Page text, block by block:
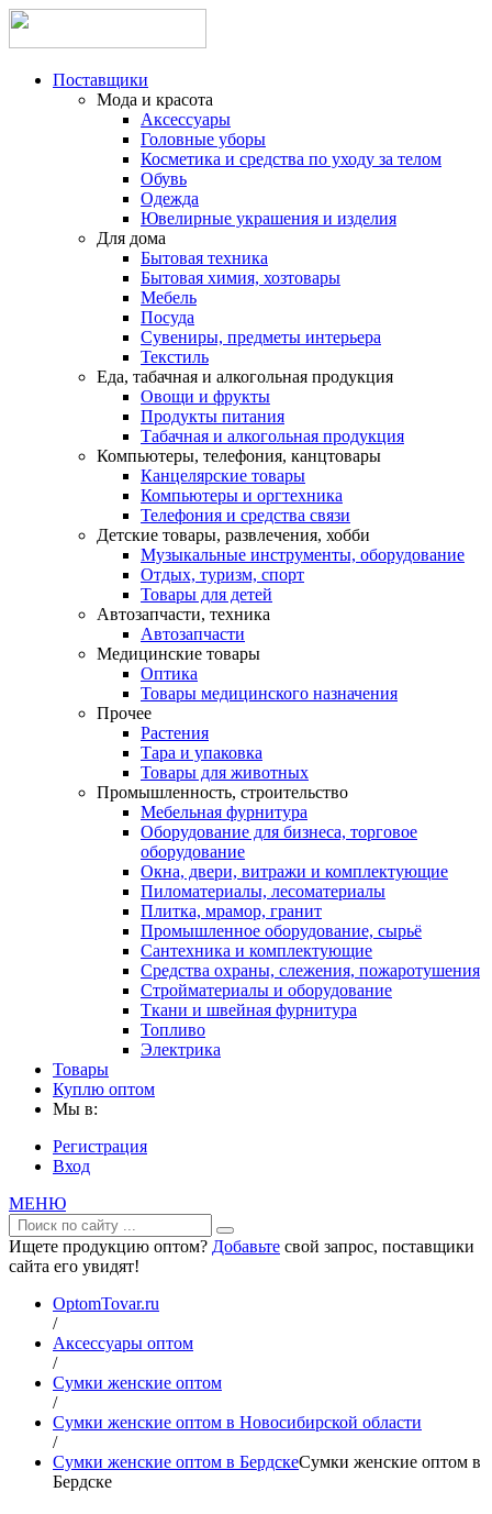
Поставщики
Мода и красота
Аксессуары
Головные уборы
Косметика и средства по уходу за телом
Обувь
Одежда
Ювелирные украшения и изделия
Для дома
Бытовая техника
Бытовая химия, хозтовары
Мебель
Посуда
Сувениры, предметы интерьера
Текстиль
Еда, табачная и алкогольная продукция
Овощи и фрукты
Продукты питания
Табачная и алкогольная продукция
Компьютеры, телефония, канцтовары
Канцелярские товары
Компьютеры и оргтехника
Телефония и средства связи
Детские товары, развлечения, хобби
Музыкальные инструменты, оборудование
Отдых, туризм, спорт
Товары для детей
Автозапчасти, техника
Автозапчасти
Медицинские товары
Оптика
Товары медицинского назначения
Прочее
Растения
Тара и упаковка
Товары для животных
Промышленность, строительство
Мебельная фурнитура
Оборудование для бизнеса, торговое
оборудование
Окна, двери, витражи и комплектующие
Пиломатериалы, лесоматериалы
Плитка, мрамор, гранит
Промышленное оборудование, сырьё
Сантехника и комплектующие
Средства охраны, слежения, пожаротушения
Стройматериалы и оборудование
Ткани и швейная фурнитура
Топливо
Электрика
Товары
Куплю оптом
Мы в:
Регистрация
Вход
МЕНЮ
Ищете продукцию оптом? Добавьте свой запрос, поставщики
сайта его увидят!
OptomTovar.ru
/
Аксессуары оптом
/
Сумки женские оптом
/
Сумки женские оптом в Новосибирской области
/
Сумки женские оптом в БердскеСумки женские оптом в
Бердске